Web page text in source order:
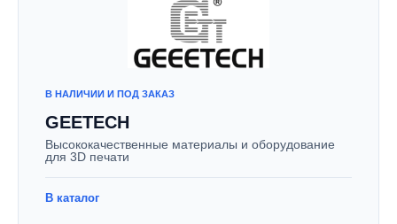
В НАЛИЧИИ И ПОД ЗАКАЗ
GEETECH
Высококачественные материалы и оборудование
для 3D печати
В каталог